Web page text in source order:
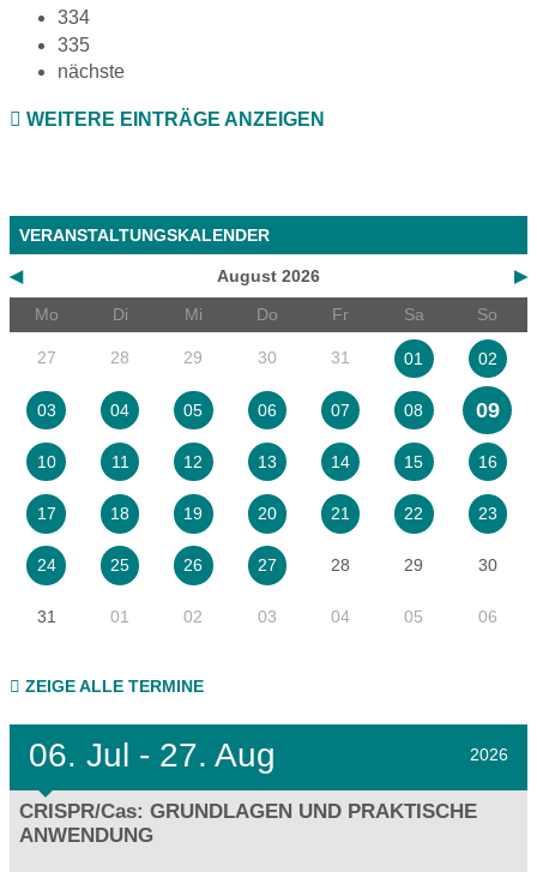
334
335
nächste
WEITERE EINTRÄGE ANZEIGEN
VERANSTALTUNGSKALENDER
◀ ▶
August 2026
Mo
Di Mi Do Fr Sa So
27 28 29 30 31 01 02
03 04 05 06 07 08 09
10 11 12 13 14 15 16
17 18 19 20 21 22 23
24 25 26 27 28 29 30
31 01 02 03 04 05 06
ZEIGE ALLE TERMINE
06. Jul - 27. Aug 2026
CRISPR/Cas: GRUNDLAGEN UND PRAKTISCHE
ANWENDUNG